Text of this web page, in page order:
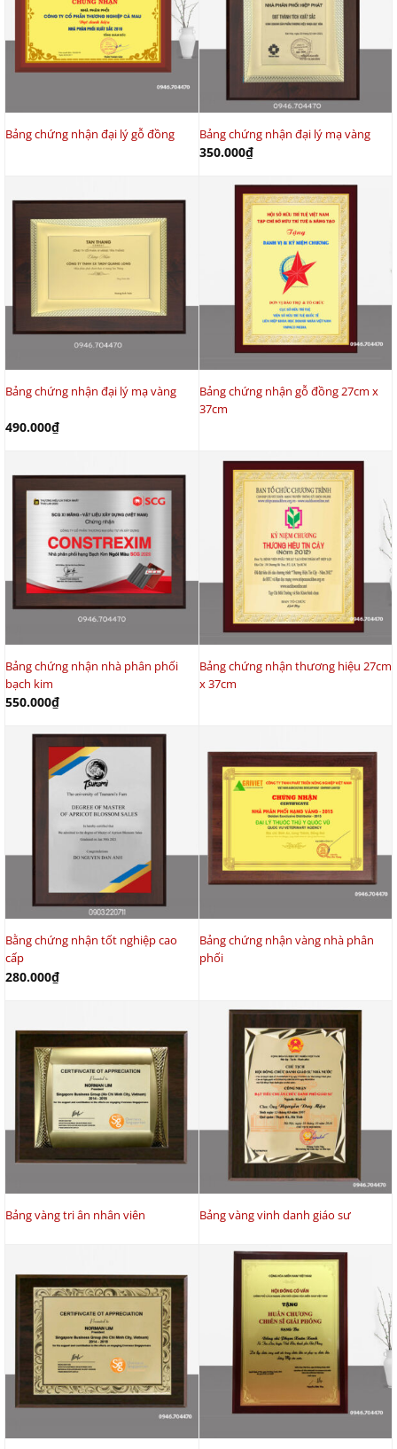
Bảng chứng nhận đại lý gỗ đồng Bảng chứng nhận đại lý mạ vàng
350.000₫
Bảng chứng nhận đại lý mạ vàng
490.000₫
Bảng chứng nhận gỗ đồng 27cm x
37cm
Bảng chứng nhận nhà phân phối
bạch kim
550.000₫
Bảng chứng nhận thương hiệu 27cm
x 37cm
Bằng chứng nhận tốt nghiệp cao
cấp
280.000₫
Bảng chứng nhận vàng nhà phân
phối
Bảng vàng tri ân nhân viên Bảng vàng vinh danh giáo sư